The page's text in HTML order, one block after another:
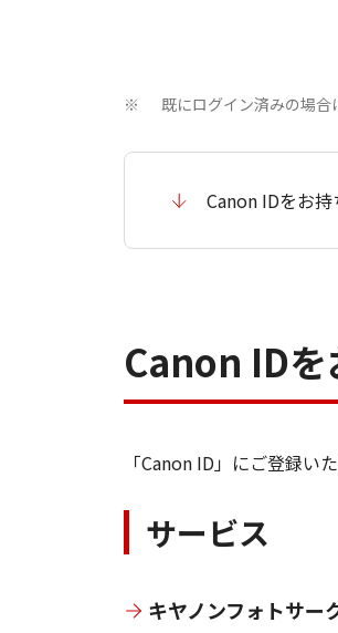
※ 既にログイン済みの場合
Canon IDをお
Canon IDを
「Canon ID」にご登録い
サービス
キヤノンフォトサー